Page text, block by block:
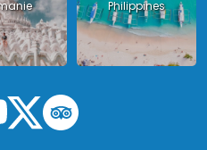
Philippines